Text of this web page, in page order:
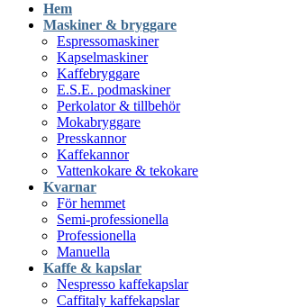
Hem
Maskiner & bryggare
Espressomaskiner
Kapselmaskiner
Kaffebryggare
E.S.E. podmaskiner
Perkolator & tillbehör
Mokabryggare
Presskannor
Kaffekannor
Vattenkokare & tekokare
Kvarnar
För hemmet
Semi-professionella
Professionella
Manuella
Kaffe & kapslar
Nespresso kaffekapslar
Caffitaly kaffekapslar